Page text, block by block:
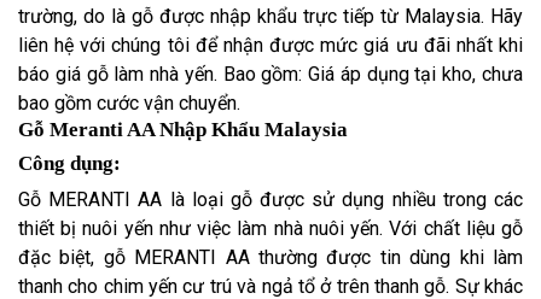
trường, do là gỗ được nhập khẩu trực tiếp từ Malaysia. Hãy
liên hệ với chúng tôi để nhận được mức giá ưu đãi nhất khi
báo giá gỗ làm nhà yến. Bao gồm: Giá áp dụng tại kho, chưa
bao gồm cước vận chuyển.
Gỗ Meranti AA Nhập Khẩu Malaysia
Công dụng:
Gỗ MERANTI AA là loại gỗ được sử dụng nhiều trong các
thiết bị nuôi yến như việc làm nhà nuôi yến. Với chất liệu gỗ
đặc biệt, gỗ MERANTI AA thường được tin dùng khi làm
thanh cho chim yến cư trú và ngả tổ ở trên thanh gỗ. Sự khác